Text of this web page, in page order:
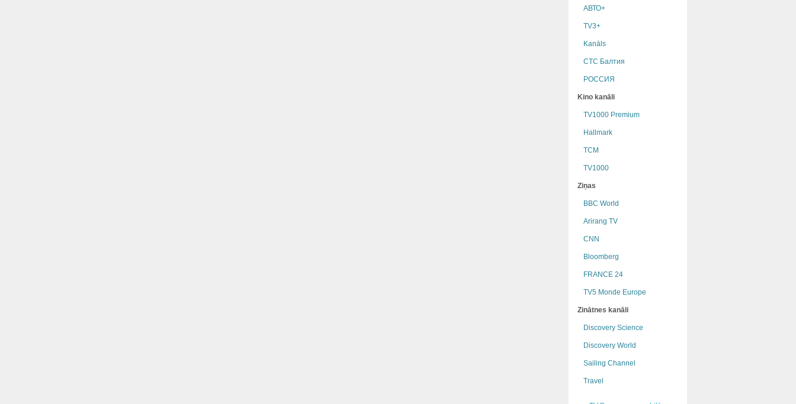
АВТО+
TV3+
Kanāls
СТС Балтия
РОССИЯ
Kino kanāli
TV1000 Premium
Hallmark
TCM
TV1000
Ziņas
BBC World
Arirang TV
CNN
Bloomberg
FRANCE 24
TV5 Monde Europe
Zinātnes kanāli
Discovery Science
Discovery World
Sailing Channel
Travel